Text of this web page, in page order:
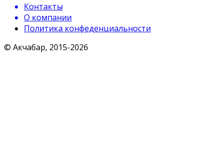
Контакты
О компании
Политика конфеденциальности
© Акчабар, 2015-2026